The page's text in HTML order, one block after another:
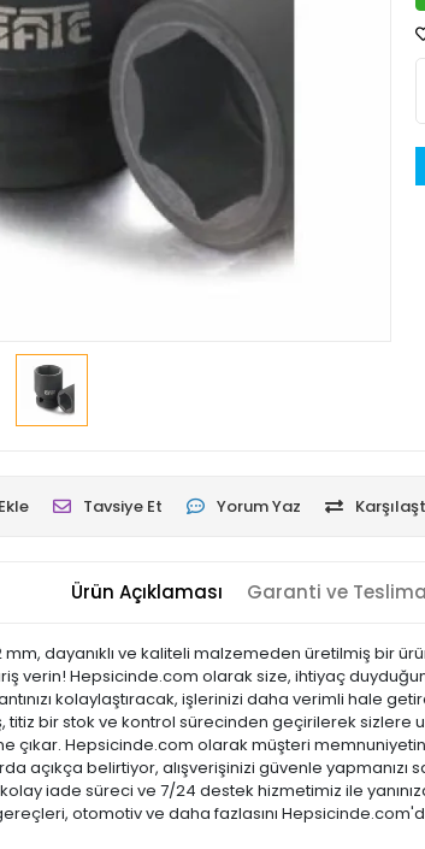
Tavsiye Et Yorum Yaz
Ürün Açıklaması Garanti ve
32 mm, dayanıklı ve kaliteli malzemeden üretilmiş
verin! Hepsicinde.com olarak size, ihtiyaç
kolaylaştıracak, işlerinizi daha verimli hale
bir stok ve kontrol sürecinden geçirilerek sizlere
öne çıkar. Hepsicinde.com olarak müşteri
açıkça belirtiyor, alışverişinizi güvenle
iade süreci ve 7/24 destek hizmetimiz ile
otomotiv ve daha fazlasını